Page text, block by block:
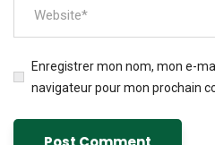
Enregistrer mon nom, mon e-
navigateur pour mon prochain